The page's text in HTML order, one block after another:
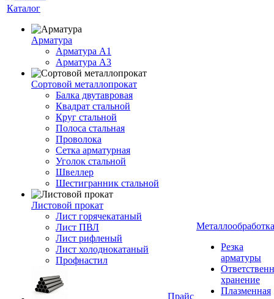
Каталог
Арматура
Арматура A1
Арматура А3
Сортовой металлопрокат
Балка двутавровая
Квадрат стальной
Круг стальной
Полоса стальная
Проволока
Сетка арматурная
Уголок стальной
Швеллер
Шестигранник стальной
Листовой прокат
Лист горячекатаный
Лист ПВЛ
Лист рифленый
Лист холоднокатаный
Профнастил
Прайс
Металлообработка
Резка
арматуры
хранение
Плазменная